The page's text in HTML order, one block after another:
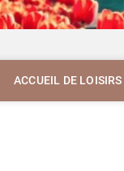
ACCUEIL DE LOISIRS